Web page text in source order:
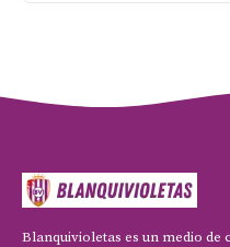
Blanquivioletas es un medio de